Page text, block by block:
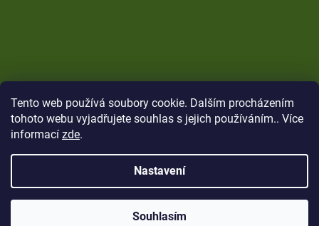
Tento web používá soubory cookie. Dalším procházením
tohoto webu vyjadřujete souhlas s jejich používáním.. Více
informací zde.
Nastavení
Souhlasím
Copyright 2026CARP Brothers. Všechna práva